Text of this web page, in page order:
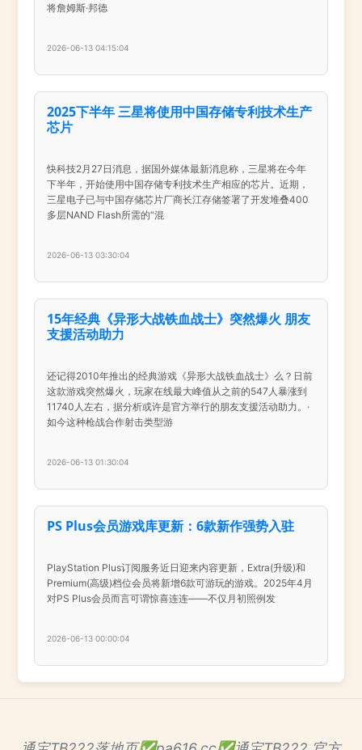
将詹姆斯·邦德
2026-06-13 04:15:04
2025下半年 三星将使用中国存储专利技术生产
芯片
快科技2月27日消息，据国外媒体最新消息称，三星将在今年
下半年，开始使用中国存储专利技术生产相应的芯片。近期，
三星电子已与中国存储芯片厂商长江存储签署了开发堆叠400
多层NAND Flash所需的“混
2026-06-13 03:30:04
15年经典《异形大战铁血战士》突然爆火 朋友
支援活动助力
还记得2010年推出的经典游戏《异形大战铁血战士》么？日前
这款游戏突然爆火，玩家在线最大峰值从之前的547人暴涨到
11740人左右，据分析或许是官方举行的朋友支援活动助力。·
如今这种枪战合作射击类型游
2026-06-13 01:30:04
PS Plus会员游戏库更新：6款新作强势入驻
PlayStation Plus订阅服务近日迎来内容更新，Extra(升级)和
Premium(高级)档位会员将新增6款可游玩的游戏。2025年4月
对PS Plus会员而言可谓惊喜连连——不仅月初照例发
2026-06-13 00:00:04